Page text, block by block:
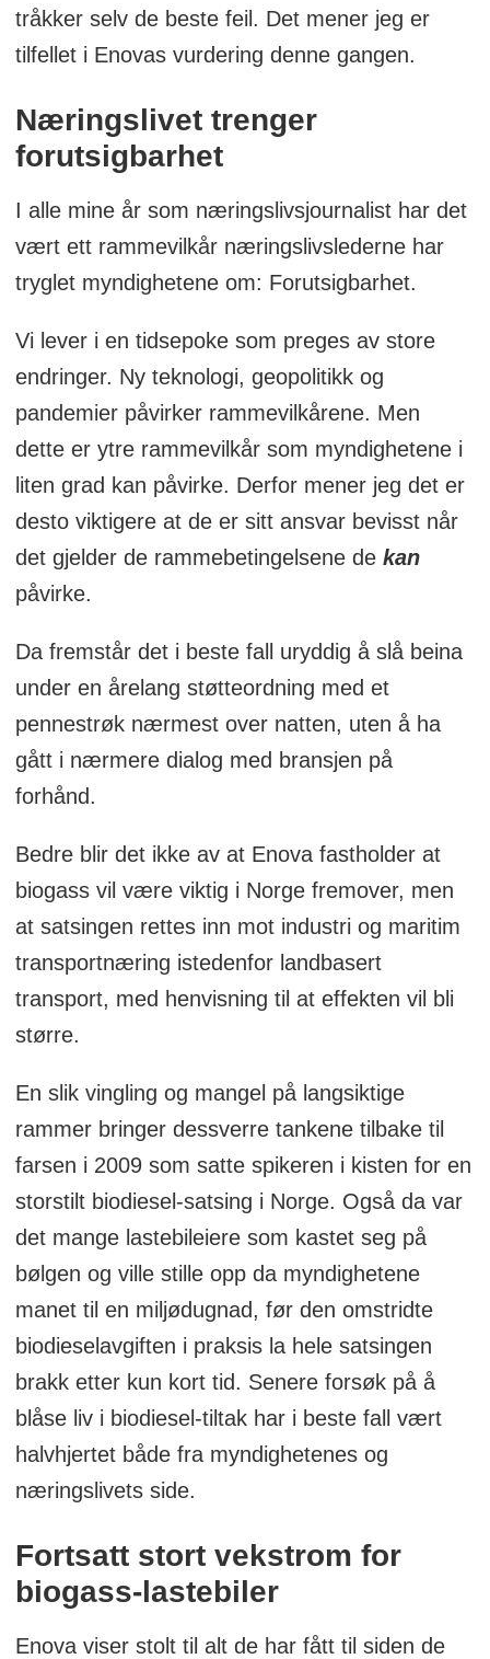
tråkker selv de beste feil. Det mener jeg er
tilfellet i Enovas vurdering denne gangen.
Næringslivet trenger
forutsigbarhet
I alle mine år som næringslivsjournalist har det
vært ett rammevilkår næringslivslederne har
tryglet myndighetene om: Forutsigbarhet.
Vi lever i en tidsepoke som preges av store
endringer. Ny teknologi, geopolitikk og
pandemier påvirker rammevilkårene. Men
dette er ytre rammevilkår som myndighetene i
liten grad kan påvirke. Derfor mener jeg det er
desto viktigere at de er sitt ansvar bevisst når
det gjelder de rammebetingelsene de kan
påvirke.
Da fremstår det i beste fall uryddig å slå beina
under en årelang støtteordning med et
pennestrøk nærmest over natten, uten å ha
gått i nærmere dialog med bransjen på
forhånd.
Bedre blir det ikke av at Enova fastholder at
biogass vil være viktig i Norge fremover, men
at satsingen rettes inn mot industri og maritim
transportnæring istedenfor landbasert
transport, med henvisning til at effekten vil bli
større.
En slik vingling og mangel på langsiktige
rammer bringer dessverre tankene tilbake til
farsen i 2009 som satte spikeren i kisten for en
storstilt biodiesel-satsing i Norge. Også da var
det mange lastebileiere som kastet seg på
bølgen og ville stille opp da myndighetene
manet til en miljødugnad, før den omstridte
biodieselavgiften i praksis la hele satsingen
brakk etter kun kort tid. Senere forsøk på å
blåse liv i biodiesel-tiltak har i beste fall vært
halvhjertet både fra myndighetenes og
næringslivets side.
Fortsatt stort vekstrom for
biogass-lastebiler
Enova viser stolt til alt de har fått til siden de